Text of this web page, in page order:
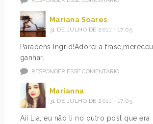
Mariana Soares
31 DE JULHO DE 2011 - 17:05
Parabéns Ingrid!Adorei a frase,mereceu
ganhar.
RESPONDER ESSE COMENTÁRIO
Marianna
31 DE JULHO DE 2011 - 17:05
Aii Lia, eu não li no outro post que era